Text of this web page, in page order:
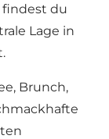
findest du
Lage in
Brunch,